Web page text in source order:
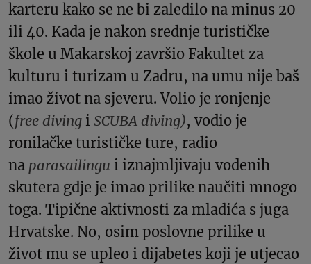
karteru kako se ne bi zaledilo na minus 20
ili 40. Kada je nakon srednje turističke
škole u Makarskoj završio Fakultet za
kulturu i turizam u Zadru, na umu nije baš
imao život na sjeveru. Volio je ronjenje
(free diving i SCUBA diving), vodio je
ronilačke turističke ture, radio
na parasailingu i iznajmljivaju vodenih
skutera gdje je imao prilike naučiti mnogo
toga. Tipične aktivnosti za mladića s juga
Hrvatske. No, osim poslovne prilike u
život mu se upleo i dijabetes koji je utjecao